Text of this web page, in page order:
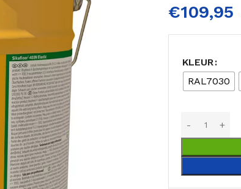
€109,95
KLEUR
RAL7030